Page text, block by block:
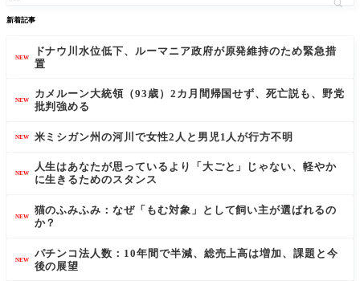
新着記事
NEW
ドナウ川水位低下、ルーマニア政府が原発維持のため緊急措
置
NEW
カメルーン大統領（93歳）2カ月間帰国せず、死亡説も、野党
批判強める
NEW 米ミシガン州の河川で女性2人と男児1人が行方不明
NEW
人生はあなたが思っているより「大ごと」じゃない、軽やか
に生きるためのスタンス
NEW
猫のふみふみ：なぜ「もむ対象」として飼い主が選ばれるの
か？
NEW
パチンコ法人数：10年間で半減、総売上高は増加、課題と今
後の展望